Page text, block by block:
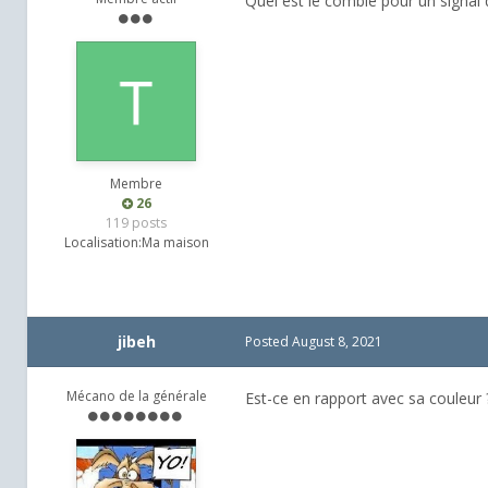
Membre
26
119 posts
Localisation:Ma maison
jibeh
Mécano de la générale
Posted August 8, 2021
Est-ce en rapport avec sa couleur